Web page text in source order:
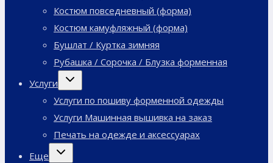
Костюм повседневный (форма)
Костюм камуфляжный (форма)
Бушлат / Куртка зимняя
Рубашка / Сорочка / Блузка форменная
Услуги
Переключить
дочернее
Услуги по пошиву форменной одежды
Услуги Машинная вышивка на заказ
Печать на одежде и аксессуарах
Еще
Переключить
дочернее